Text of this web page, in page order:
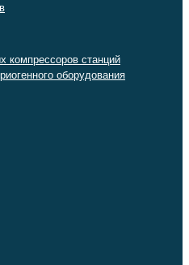
компрессоров станций
оборудования